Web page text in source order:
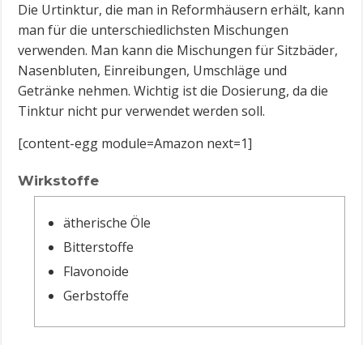
Die Urtinktur, die man in Reformhäusern erhält, kann
man für die unterschiedlichsten Mischungen
verwenden. Man kann die Mischungen für Sitzbäder,
Nasenbluten, Einreibungen, Umschläge und
Getränke nehmen. Wichtig ist die Dosierung, da die
Tinktur nicht pur verwendet werden soll.
[content-egg module=Amazon next=1]
Wirkstoffe
ätherische Öle
Bitterstoffe
Flavonoide
Gerbstoffe